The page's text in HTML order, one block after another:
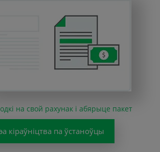
на свой рахунак і абярыце пакет
кіраўніцтва па ўстаноўцы